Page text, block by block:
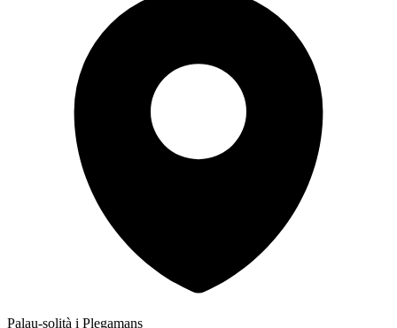
Palau-solità i Plegamans